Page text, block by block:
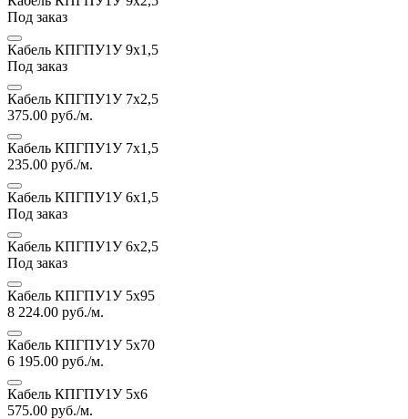
Под заказ
Кабель КПГПУ1У 9х1,5
Под заказ
Кабель КПГПУ1У 7х2,5
375.00 руб./м.
Кабель КПГПУ1У 7х1,5
235.00 руб./м.
Кабель КПГПУ1У 6х1,5
Под заказ
Кабель КПГПУ1У 6х2,5
Под заказ
Кабель КПГПУ1У 5х95
8 224.00 руб./м.
Кабель КПГПУ1У 5х70
6 195.00 руб./м.
Кабель КПГПУ1У 5х6
575.00 руб./м.